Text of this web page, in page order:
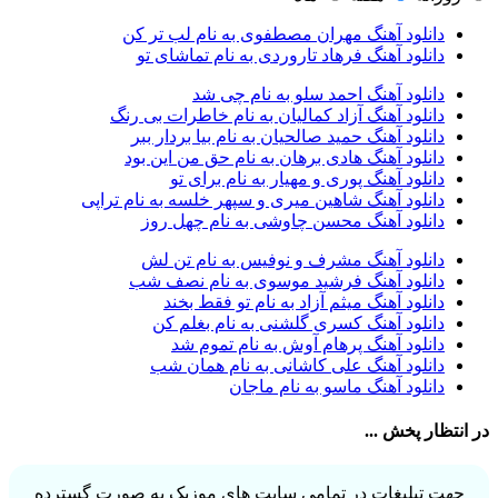
آراز نصیری
آراکو1
آراکوم3
آران
آران براتی1
آران براتی و ایمان حمیدی1
آران، مُوِرس و وینتِرس1
آرپژ1
آرتا1
آرتا اسدی1
آرتا و سارن1
آرتام
1
آرتان گادلی1
آرتبن بهادری1
آرتين شاهوران1
آرتی1
آرتین1
آرتین بهادری12
آرتین سلیمانی1
آردا
آرسام1
آرسین 2
دانلود آهنگ مهران مصطفوی به نام لب تر کن
دانلود آهنگ فرهاد تاروردی به نام تماشای تو
دانلود آهنگ احمد سلو به نام چی شد
دانلود آهنگ آزاد کمالیان به نام خاطرات بی رنگ
دانلود آهنگ حمید صالحیان به نام بیا بردار ببر
دانلود آهنگ هادی برهان به نام حق من این بود
دانلود آهنگ پوری و مهیار به نام برای تو
دانلود آهنگ شاهین میری و سپهر خلسه به نام تراپی
دانلود آهنگ محسن چاوشی به نام چهل روز
دانلود آهنگ مشرف و نوفیس به نام تن لش
دانلود آهنگ فرشید موسوی به نام نصف شب
دانلود آهنگ میثم آزاد به نام تو فقط بخند
دانلود آهنگ کسری گلشنی به نام بغلم کن
دانلود آهنگ پرهام آوش به نام تموم شد
دانلود آهنگ علی کاشانی به نام همان شب
دانلود آهنگ ماسو به نام ماجان
در انتظار پخش ...
جهت تبلیغات در تمامی سایت های موزیک به صورت گسترده